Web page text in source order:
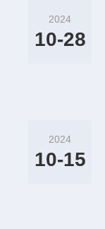
2024
10-28
2024
10-15